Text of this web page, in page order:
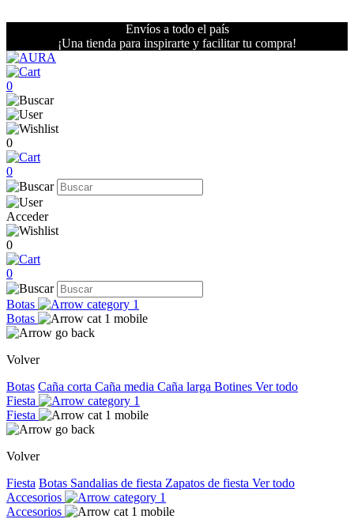
Envíos a todo el país
¡Una tienda para inspirarte y facilitar tu compra!
0
0
0
Acceder
0
0
Botas
Botas
Volver
Botas Caña corta Caña media Caña larga Botines Ver todo
Fiesta
Fiesta
Volver
Fiesta Botas Sandalias de fiesta Zapatos de fiesta Ver todo
Accesorios
Accesorios